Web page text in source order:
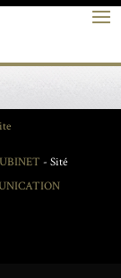
- Sité